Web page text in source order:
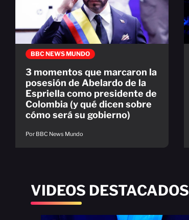
BBC NEWS MUNDO
3 momentos que marcaron la
posesión de Abelardo de la
Espriella como presidente de
Colombia (y qué dicen sobre
cómo será su gobierno)
Por BBC News Mundo
VIDEOS DESTACADOS